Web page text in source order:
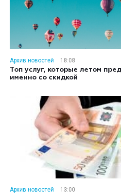
Архив новостей
18:08
Топ услуг, которые летом
именно со скидкой
Архив новостей
13:00